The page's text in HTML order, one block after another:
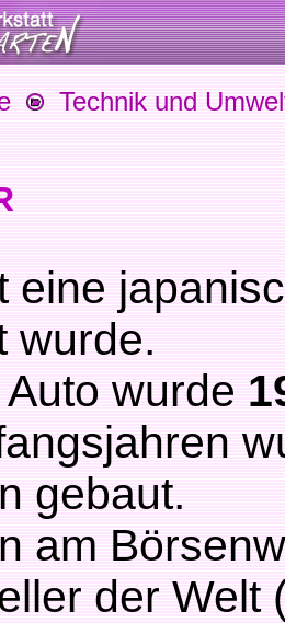
Technik und
eine
wurde.
wurde
gebaut.
am
der Welt